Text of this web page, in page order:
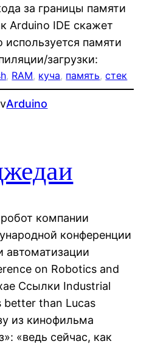
за границы памяти
Arduino IDE скажет
используется памяти
загрузки:
, RAM, куча, память, стек
Arduino
компании
конференции
автоматизации
on Robotics and
Ссылки Industrial
better than Lucas
из кинофильма
«ведь сейчас, как